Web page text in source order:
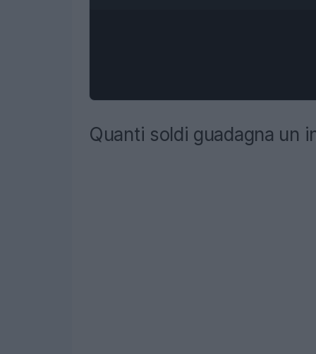
Quanti soldi guadagna un